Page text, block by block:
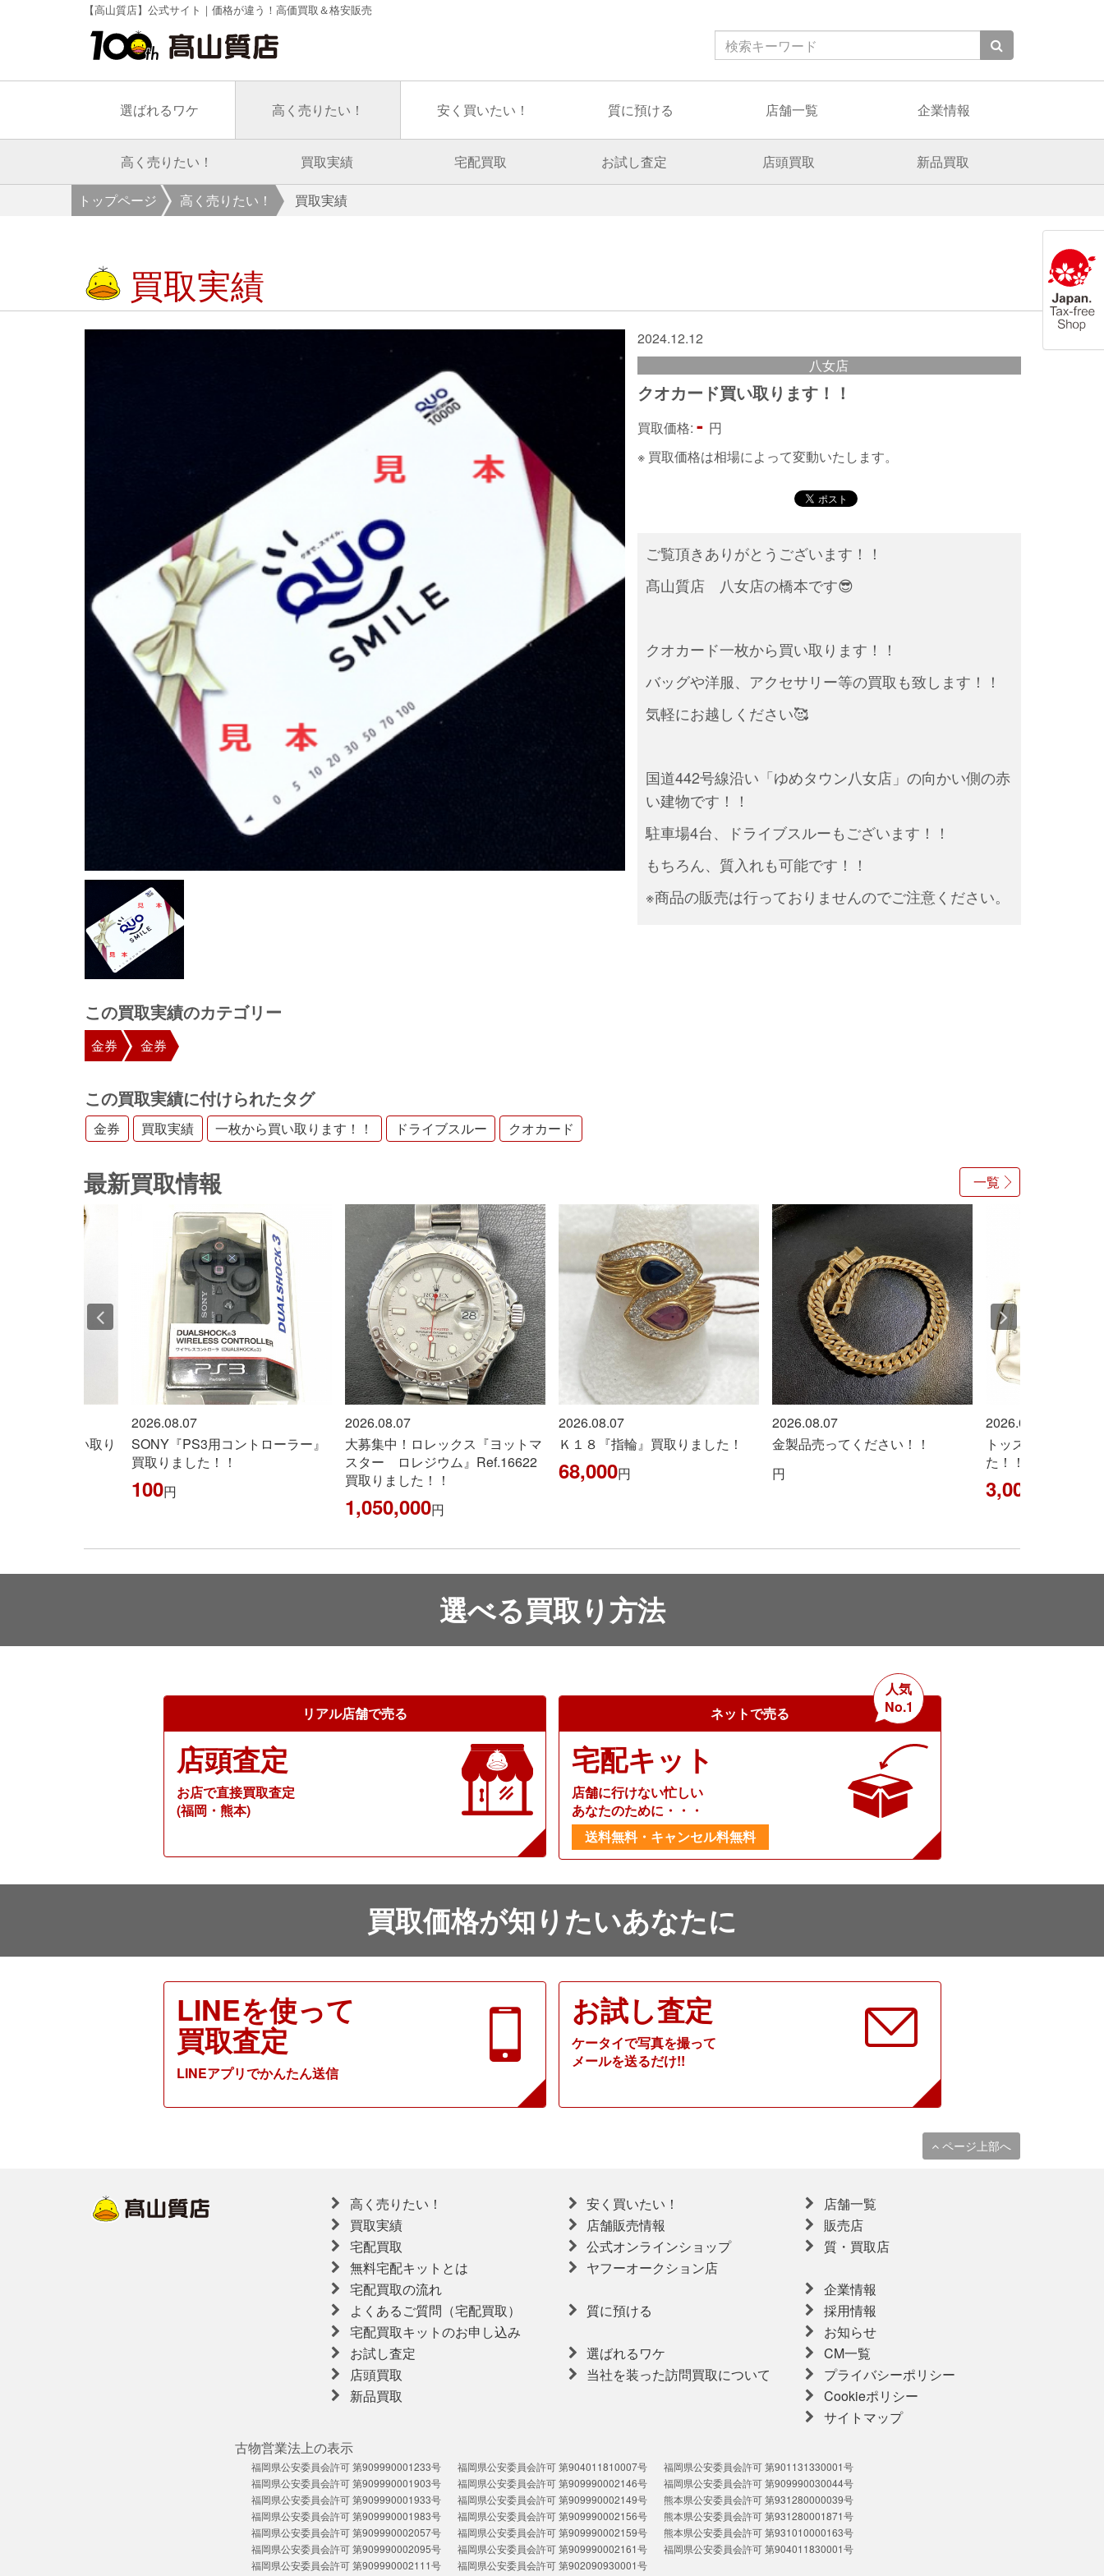
【高山質店】公式サイト｜価格が違う！高価買取＆格安販売
選ばれるワケ 高く売りたい！ 安く買いたい！ 質に預ける 店舗一覧 企業情報
高く売りたい！ 買取実績 宅配買取 お試し査定 店頭買取 新品買取
トップページ 高く売りたい！ 買取実績
買取実績
2024.12.12
八女店
クオカード買い取ります！！
買取価格:- 円
※ 買取価格は相場によって変動いたします。
ご覧頂きありがとうございます！！
髙山質店 八女店の橋本です😎
クオカード一枚から買い取ります！！
バッグや洋服、アクセサリー等の買取も致します！！
気軽にお越しください🥰
国道442号線沿い「ゆめタウン八女店」の向かい側の赤
い建物です！！
駐車場4台、ドライブスルーもございます！！
もちろん、質入れも可能です！！
※商品の販売は行っておりませんのでご注意ください。
この買取実績のカテゴリー
金券 金券
この買取実績に付けられたタグ
金券 買取実績 一枚から買い取ります！！ ドライブスルー クオカード
一覧
最新買取情報
金製』 買い取り
2026.08.07
SONY『PS3用コントローラー』
買取りました！！
100円
2026.08.07
大募集中！ロレックス『ヨットマ
スター ロレジウム』Ref.16622
買取りました！！
1,050,000円
2026.08.07
Ｋ１８『指輪』買取りました！
68,000円
2026.08.07
金製品売ってください！！
円
2026.08.07
トッズ『バッグ』
た！！
3,000
選べる買取り方法
リアル店舗で売る
店頭査定
お店で直接買取査定
(福岡・熊本)
ネットで売る
人気
No.1
宅配キット
店舗に行けない忙しい
あなたのために・・・
送料無料・キャンセル料無料
買取価格が知りたいあなたに
LINEを使って
買取査定
LINEアプリでかんたん送信
お試し査定
ケータイで写真を撮って
メールを送るだけ!!
ページ上部へ
高く売りたい！
買取実績
宅配買取
無料宅配キットとは
宅配買取の流れ
よくあるご質問（宅配買取）
宅配買取キットのお申し込み
お試し査定
店頭買取
新品買取
安く買いたい！
店舗販売情報
公式オンラインショップ
ヤフーオークション店
質に預ける
選ばれるワケ
当社を装った訪問買取について
店舗一覧
販売店
質・買取店
企業情報
採用情報
お知らせ
CM一覧
プライバシーポリシー
Cookieポリシー
サイトマップ
古物営業法上の表示
福岡県公安委員会許可 第909990001233号
福岡県公安委員会許可 第909990001903号
福岡県公安委員会許可 第909990001933号
福岡県公安委員会許可 第909990001983号
福岡県公安委員会許可 第909990002057号
福岡県公安委員会許可 第909990002095号
福岡県公安委員会許可 第909990002111号
福岡県公安委員会許可 第904011810007号
福岡県公安委員会許可 第909990002146号
福岡県公安委員会許可 第909990002149号
福岡県公安委員会許可 第909990002156号
福岡県公安委員会許可 第909990002159号
福岡県公安委員会許可 第909990002161号
福岡県公安委員会許可 第902090930001号
福岡県公安委員会許可 第901131330001号
福岡県公安委員会許可 第909990030044号
熊本県公安委員会許可 第931280000039号
熊本県公安委員会許可 第931280001871号
熊本県公安委員会許可 第931010000163号
福岡県公安委員会許可 第904011830001号